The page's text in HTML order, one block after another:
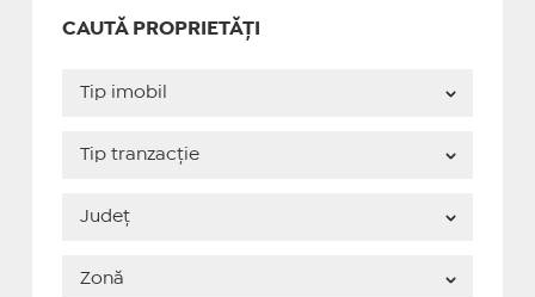
CAUTĂ PROPRIETĂȚI